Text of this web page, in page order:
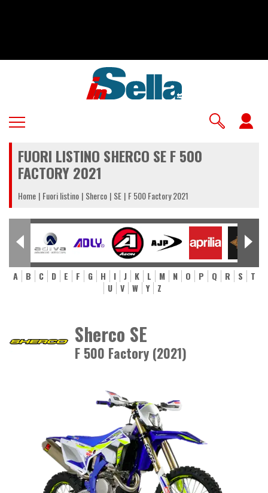
FUORI LISTINO SHERCO SE F 500
FACTORY 2021
Home Fuori listino Sherco SE F 500 Factory 2021
A B C D E F G H I J K L M N O P Q R S
T
U
V W Y Z
Sherco SE
F 500 Factory (2021)